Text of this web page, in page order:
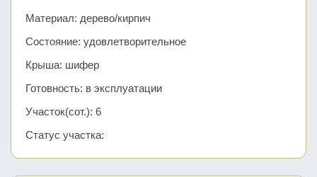
Материал: дерево/кирпич
Состояние: удовлетворительное
Крыша: шифер
Готовность: в эксплуатации
Участок(сот.): 6
Статус участка: